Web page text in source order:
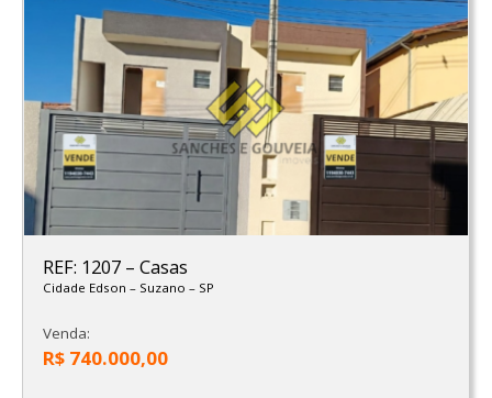
REF: 1207 – Casas
Cidade Edson – Suzano – SP
Venda:
R$ 740.000,00